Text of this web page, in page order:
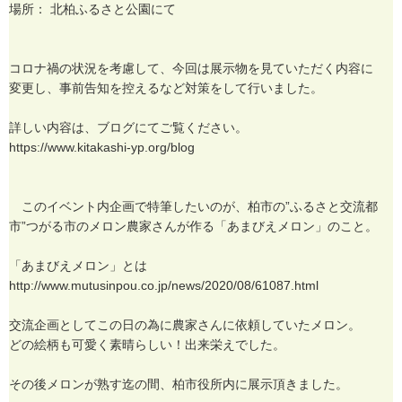
場所 ： 北柏ふるさ と公園にて
コ ロナ禍の状況を考慮 して 今回は展示物を 見ていただく 内容に
変更 し 事前告知を控え るなど対策を して行いま した 。
詳しい内容は ブログにてご覧く ださ い。
https://www. kitakashi-yp org/blog
こ のイベン ト 内企画で特筆したいのが 柏市の”ふるさ と交流都
市”つがる市の メ ロ ン農家さ んが作る 「あ まびえ メ ロ ン 」 のこ と 。
「あ まびえ メ ロ ン 」 と は
http://www. mutusinpou co jp/news/2020/08/61087 html
交流企画と してこ の日の為に農家さ んに依頼していた メ ロ ン。
どの絵柄も可愛 く 素晴ら しい ！ 出来栄え でした 。
その後 メ ロ ンが熟す迄の間 柏市役所内に 展示頂き ま した 。